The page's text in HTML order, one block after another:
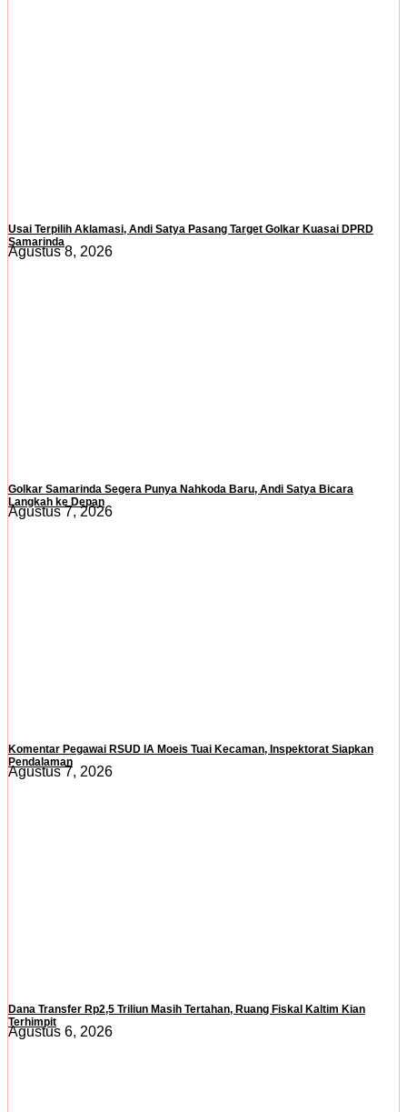
Usai Terpilih Aklamasi, Andi Satya Pasang Target Golkar Kuasai DPRD
Samarinda
Agustus 8, 2026
Golkar Samarinda Segera Punya Nahkoda Baru, Andi Satya Bicara
Langkah ke Depan
Agustus 7, 2026
Komentar Pegawai RSUD IA Moeis Tuai Kecaman, Inspektorat Siapkan
Pendalaman
Agustus 7, 2026
Dana Transfer Rp2,5 Triliun Masih Tertahan, Ruang Fiskal Kaltim Kian
Terhimpit
Agustus 6, 2026